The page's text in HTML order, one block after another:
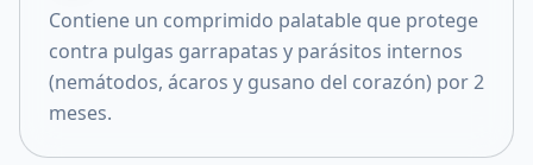
Contiene un comprimido palatable que protege
contra pulgas garrapatas y parásitos internos
(nemátodos, ácaros y gusano del corazón) por 2
meses.